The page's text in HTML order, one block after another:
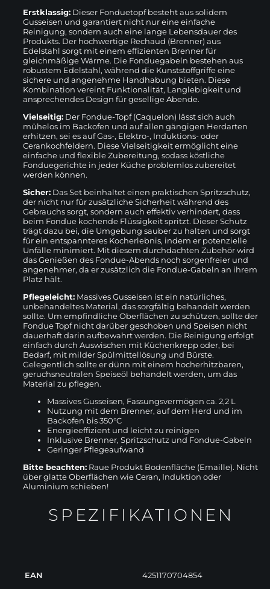
Erstklassig: Dieser Fonduetopf besteht aus solidem
Gusseisen und garantiert nicht nur eine einfache
Reinigung, sondern auch eine lange Lebensdauer des
Produkts. Der hochwertige Rechaud (Brenner) aus
Edelstahl sorgt mit einem effizienten Brenner für
gleichmäßige Wärme. Die Fonduegabeln bestehen aus
robustem Edelstahl, während die Kunststoffgriffe eine
sichere und angenehme Handhabung bieten. Diese
Kombination vereint Funktionalität, Langlebigkeit und
ansprechendes Design für gesellige Abende.
Vielseitig: Der Fondue-Topf (Caquelon) lässt sich auch
mühelos im Backofen und auf allen gängigen Herdarten
erhitzen, sei es auf Gas-, Elektro-, Induktions- oder
Cerankochfeldern. Diese Vielseitigkeit ermöglicht eine
einfache und flexible Zubereitung, sodass köstliche
Fonduegerichte in jeder Küche problemlos zubereitet
werden können.
Sicher: Das Set beinhaltet einen praktischen Spritzschutz,
der nicht nur für zusätzliche Sicherheit während des
Gebrauchs sorgt, sondern auch effektiv verhindert, dass
beim Fondue kochende Flüssigkeit spritzt. Dieser Schutz
trägt dazu bei, die Umgebung sauber zu halten und sorgt
für ein entspannteres Kocherlebnis, indem er potenzielle
Unfälle minimiert. Mit diesem durchdachten Zubehör wird
das Genießen des Fondue-Abends noch sorgenfreier und
angenehmer, da er zusätzlich die Fondue-Gabeln an ihrem
Platz hält.
Pflegeleicht: Massives Gusseisen ist ein natürliches,
unbehandeltes Material, das sorgfältig behandelt werden
sollte. Um empfindliche Oberflächen zu schützen, sollte der
Fondue Topf nicht darüber geschoben und Speisen nicht
dauerhaft darin aufbewahrt werden. Die Reinigung erfolgt
einfach durch Auswischen mit Küchenkrepp oder, bei
Bedarf, mit milder Spülmittellösung und Bürste.
Gelegentlich sollte er dünn mit einem hocherhitzbaren,
geruchsneutralen Speiseöl behandelt werden, um das
Material zu pflegen.
Massives Gusseisen, Fassungsvermögen ca. 2,2 L
Nutzung mit dem Brenner, auf dem Herd und im
Backofen bis 350°C
Energieeffizient und leicht zu reinigen
Inklusive Brenner, Spritzschutz und Fondue-Gabeln
Geringer Pflegeaufwand
Bitte beachten: Raue Produkt Bodenfläche (Emaille). Nicht
über glatte Oberflächen wie Ceran, Induktion oder
Aluminium schieben!
SPEZIFIKATIONEN
EAN 4251170704854